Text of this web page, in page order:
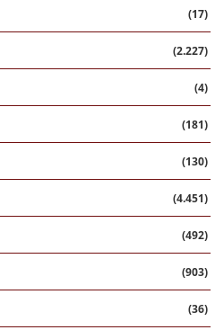
(17)
(2.227)
(4)
(181)
(130)
(4.451)
(492)
(903)
(36)